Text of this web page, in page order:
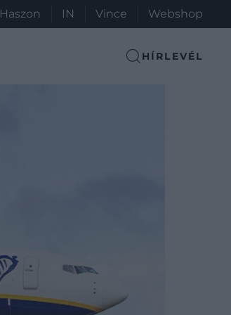
Haszon IN Vince Webshop
HÍRLEVÉL